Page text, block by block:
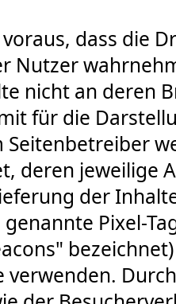
dass die
Nutzer
nicht an deren
für die
Seitenbetreiber
deren jeweilige
der
Pixel-
verwenden.